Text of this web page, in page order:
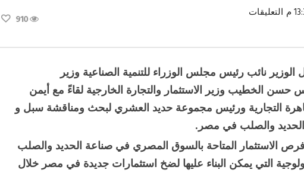
التعليقات
يبحثان
النهوض
بصناعة
الحديد
مغلقة
910
نائب رئيس مجلس الوزراء للتنمية الصناعية وزير
حسن الخطيب وزير الاستثمار والتجارة الخارجية لقاءً مع أيمن
التجارية ورئيس مجموعة حديد العشري لبحث ومناقشة سبل و
والصلب في مصر.
الاستثمار المتاحة بالسوق المصري في صناعة الحديد والصلب
التي يمكن البناء عليها لضخ استثمارات جديدة في مصر خلال